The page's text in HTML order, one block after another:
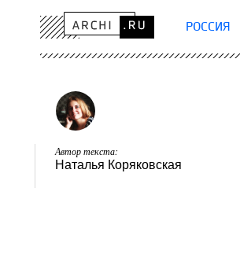
РОССИЯ
Автор текста:
Наталья Коряковская